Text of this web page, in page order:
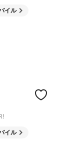
イル
イル